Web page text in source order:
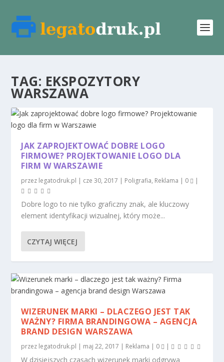
TAG: EKSPOZYTORY
WARSZAWA
JAK ZAPROJEKTOWAĆ DOBRE LOGO
FIRMOWE? PROJEKTOWANIE LOGO DLA
FIRM W WARSZAWIE
przez legatodruk.pl | cze 30, 2017 | Poligrafia, Reklama | 0 |
Dobre logo to nie tylko graficzny znak, ale kluczowy
element identyfikacji wizualnej, który może...
CZYTAJ WIĘCEJ
WIZERUNEK MARKI – DLACZEGO JEST TAK
WAŻNY? FIRMA BRANDINGOWA – AGENCJA
BRAND DESIGN WARSZAWA
przez legatodruk.pl | maj 22, 2017 | Reklama | 0 |
W dzisiejszych czasach wizerunek marki odgrywa